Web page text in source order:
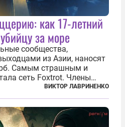
как 17-летний
за море
сообщества,
из Азии, наносят
Самым страшным и
сеть Foxtrot. Члены
и грабят шведов,
но и совершают
— массово...
ВИКТОР ЛАВРИНЕНКО